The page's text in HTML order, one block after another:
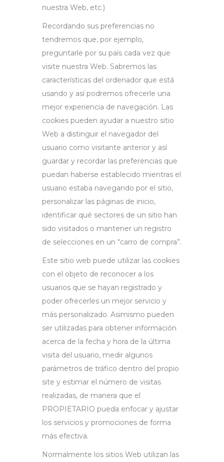
nuestra Web, etc.)
Recordando sus preferencias no
tendremos que, por ejemplo,
preguntarle por su país cada vez que
visite nuestra Web. Sabremos las
características del ordenador que está
usando y así podremos ofrecerle una
mejor experiencia de navegación. Las
cookies pueden ayudar a nuestro sitio
Web a distinguir el navegador del
usuario como visitante anterior y así
guardar y recordar las preferencias que
puedan haberse establecido mientras el
usuario estaba navegando por el sitio,
personalizar las páginas de inicio,
identificar qué sectores de un sitio han
sido visitados o mantener un registro
de selecciones en un “carro de compra”.
Este sitio web puede utilizar las cookies
con el objeto de reconocer a los
usuarios que se hayan registrado y
poder ofrecerles un mejor servicio y
más personalizado. Asimismo pueden
ser utilizadas para obtener información
acerca de la fecha y hora de la última
visita del usuario, medir algunos
parámetros de tráfico dentro del propio
site y estimar el número de visitas
realizadas, de manera que el
PROPIETARIO pueda enfocar y ajustar
los servicios y promociones de forma
más efectiva.
Normalmente los sitios Web utilizan las